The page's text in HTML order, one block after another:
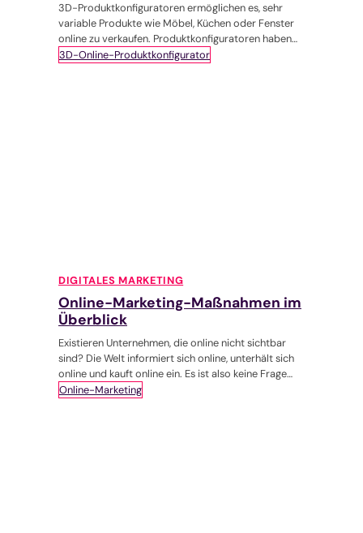
3D-Produktkonfiguratoren ermöglichen es, sehr
variable Produkte wie Möbel, Küchen oder Fenster
online zu verkaufen. Produktkonfiguratoren haben
viele Vorteile für Unternehmen und Kundschaft,
3D-Online-Produktkonfigurator
DIGITALES MARKETING
Online-Marketing-Maßnahmen im
Überblick
Existieren Unternehmen, die online nicht sichtbar
sind? Die Welt informiert sich online, unterhält sich
online und kauft online ein. Es ist also keine Frage
mehr,…
Online-Marketing